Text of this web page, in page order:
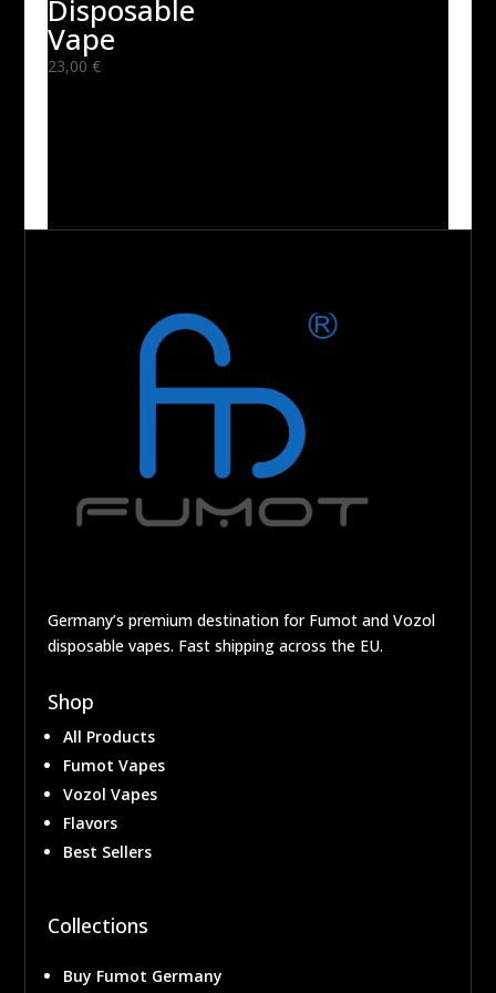
Disposable
Vape
23,00 €
Germany’s premium destination for Fumot and Vozol
disposable vapes. Fast shipping across the EU.
Shop
All Products
Fumot Vapes
Vozol Vapes
Flavors
Best Sellers
Collections
Buy Fumot Germany